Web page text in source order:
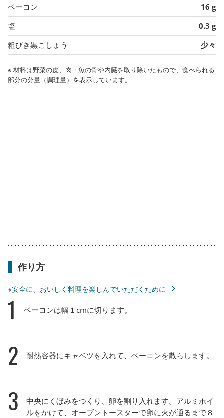
ベーコン
16 g
塩
0.3 g
粗びき黒こしょう
少々
※ 材料は野菜の皮、肉・魚の骨や内臓を取り除いたもので、食べられる
部分の分量（調理量）を表示しています。
作り方
※安全に、おいしく料理を楽しんでいただくために
1 ベーコンは幅１cmに切ります。
2 耐熱容器にキャベツを入れて、ベーコンを散らします。
3
中央にくぼみをつくり、卵を割り入れます。アルミホイ
ルをかけて、オーブントースターで卵に火が通るまで８